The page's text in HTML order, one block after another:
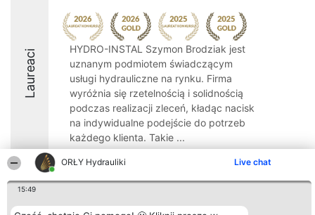
ORŁY Hydrauliki Live chat
15:49
Laureaci
HYDRO-INSTAL Szymon Brodziak jest
uznanym podmiotem świadczącym
usługi hydrauliczne na rynku. Firma
wyróżnia się rzetelnością i solidnością
podczas realizacji zleceń, kładąc nacisk
na indywidualne podejście do potrzeb
każdego klienta. Takie ...
9.8